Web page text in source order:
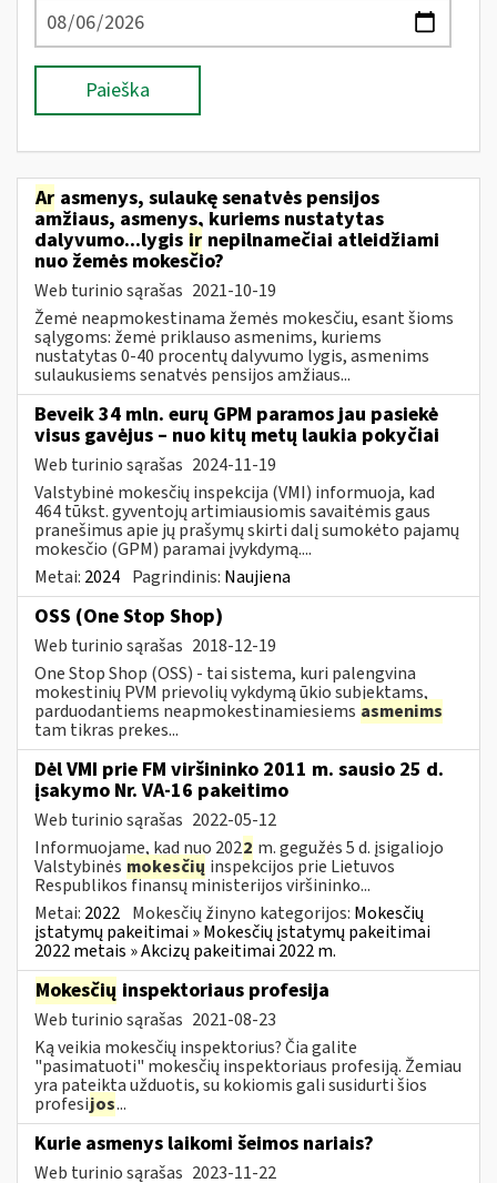
Paieška
Ar asmenys, sulaukę senatvės pensijos
amžiaus, asmenys, kuriems nustatytas
dalyvumo...lygis ir nepilnamečiai atleidžiami
nuo žemės mokesčio?
Web turinio sąrašas 2021-10-19
Žemė neapmokestinama žemės mokesčiu, esant šioms
sąlygoms: žemė priklauso asmenims, kuriems
nustatytas 0-40 procentų dalyvumo lygis, asmenims
sulaukusiems senatvės pensijos amžiaus...
Beveik 34 mln. eurų GPM paramos jau pasiekė
visus gavėjus – nuo kitų metų laukia pokyčiai
Web turinio sąrašas 2024-11-19
Valstybinė mokesčių inspekcija (VMI) informuoja, kad
464 tūkst. gyventojų artimiausiomis savaitėmis gaus
pranešimus apie jų prašymų skirti dalį sumokėto pajamų
mokesčio (GPM) paramai įvykdymą....
Metai: 2024 Pagrindinis: Naujiena
OSS (One Stop Shop)
Web turinio sąrašas 2018-12-19
One Stop Shop (OSS) - tai sistema, kuri palengvina
mokestinių PVM prievolių vykdymą ūkio subjektams,
parduodantiems neapmokestinamiesiems asmenims
tam tikras prekes...
Dėl VMI prie FM viršininko 2011 m. sausio 25 d.
įsakymo Nr. VA-16 pakeitimo
Web turinio sąrašas 2022-05-12
Informuojame, kad nuo 2022 m. gegužės 5 d. įsigaliojo
Valstybinės mokesčių inspekcijos prie Lietuvos
Respublikos finansų ministerijos viršininko...
Metai: 2022 Mokesčių žinyno kategorijos: Mokesčių
įstatymų pakeitimai » Mokesčių įstatymų pakeitimai
2022 metais » Akcizų pakeitimai 2022 m.
Mokesčių inspektoriaus profesija
Web turinio sąrašas 2021-08-23
Ką veikia mokesčių inspektorius? Čia galite
"pasimatuoti" mokesčių inspektoriaus profesiją. Žemiau
yra pateikta užduotis, su kokiomis gali susidurti šios
profesijos...
Kurie asmenys laikomi šeimos nariais?
Web turinio sąrašas 2023-11-22